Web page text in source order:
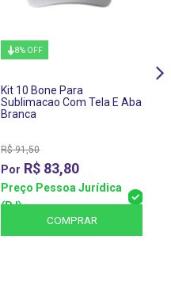
8% OFF
Kit 10 Bone Para
Sublimacao Com Tela E Aba
Branca
R$ 91,50
R$ 83,80
Preço Pessoa Jurídica
(PJ)
COMPRAR